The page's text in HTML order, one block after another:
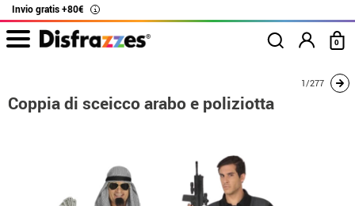
Invio gratis +80€ i
0
Coppia di sceicco arabo e poliziotta
1/277
Coppia di sceicco arabo e poliziotta